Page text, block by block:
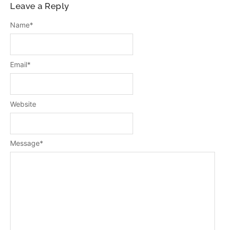
Leave a Reply
Message*
Name*
Email*
Website